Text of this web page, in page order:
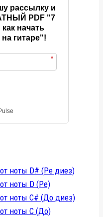
рассылку и
PDF "7
начать
гитаре"!
*
ноты D# (Ре диез)
ноты D (Ре)
ноты C# (До диез)
ноты C (До)